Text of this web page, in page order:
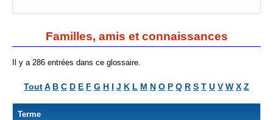
Familles, amis et connaissances
Il y a 286 entrées dans ce glossaire.
ToutA B C D E F G H I J K L M N O P Q R S T U V W X Z
Terme